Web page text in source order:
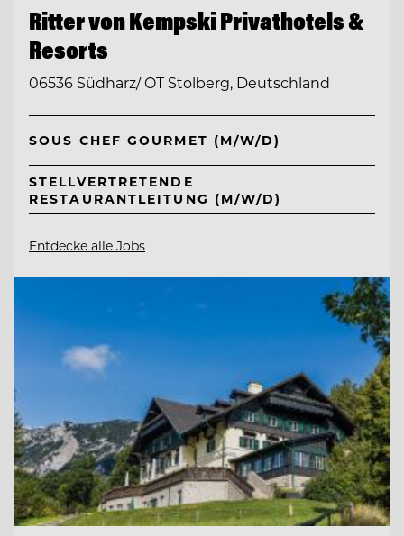
Ritter von Kempski Privathotels &
Resorts
06536 Südharz/ OT Stolberg, Deutschland
SOUS CHEF GOURMET (M/W/D)
STELLVERTRETENDE
RESTAURANTLEITUNG (M/W/D)
Entdecke alle Jobs